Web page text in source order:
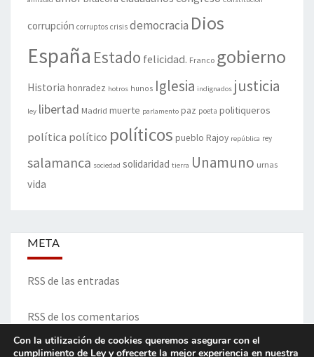
corrupción corruptos crisis democracia Dios
España Estado felicidad. Franco gobierno
Historia honradez hotros hunos Iglesia indignados justicia
ley libertad Madrid muerte parlamento paz poeta politiqueros
política político políticos pueblo Rajoy república rey
salamanca sociedad solidaridad tierra Unamuno urnas
vida
META
RSS de las entradas
RSS de los comentarios
Con la utilización de cookies queremos asegurar con el
cumplimiento de Ley y ofrecerte la mejor experiencia en nuestra